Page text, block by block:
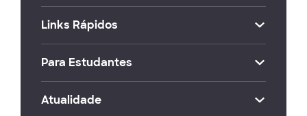
Links Rápidos
Para Estudantes
Atualidade